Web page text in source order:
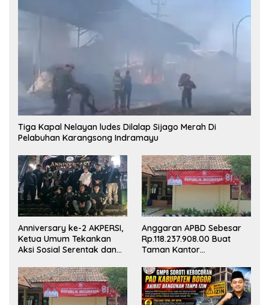
Tiga Kapal Nelayan ludes Dilalap Sijago Merah Di
Pelabuhan Karangsong Indramayu
Anniversary ke-2 AKPERSI,
Ketua Umum Tekankan
Aksi Sosial Serentak dan
Konstituen ke Dewan Pers
Anggaran APBD Sebesar
Rp.118.237.908.00 Buat
Taman Kantor
Masuk Akal, Harus
Dipertanggungjawabkan
Secara Terbuka!